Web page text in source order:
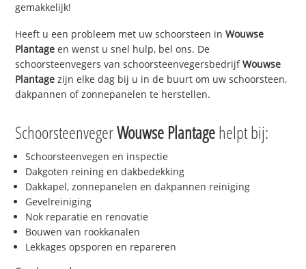
gemakkelijk!
Heeft u een probleem met uw schoorsteen inWouwse
Plantage en wenst u snel hulp, bel ons. De
schoorsteenvegers van schoorsteenvegersbedrijfWouwse
Plantage zijn elke dag bij u in de buurt om uw schoorsteen,
dakpannen of zonnepanelen te herstellen.
SchoorsteenvegerWouwse Plantagehelpt bij:
Schoorsteenvegen en inspectie
Dakgoten reining en dakbedekking
Dakkapel, zonnepanelen en dakpannen reiniging
Gevelreiniging
Nok reparatie en renovatie
Bouwen van rookkanalen
Lekkages opsporen en repareren